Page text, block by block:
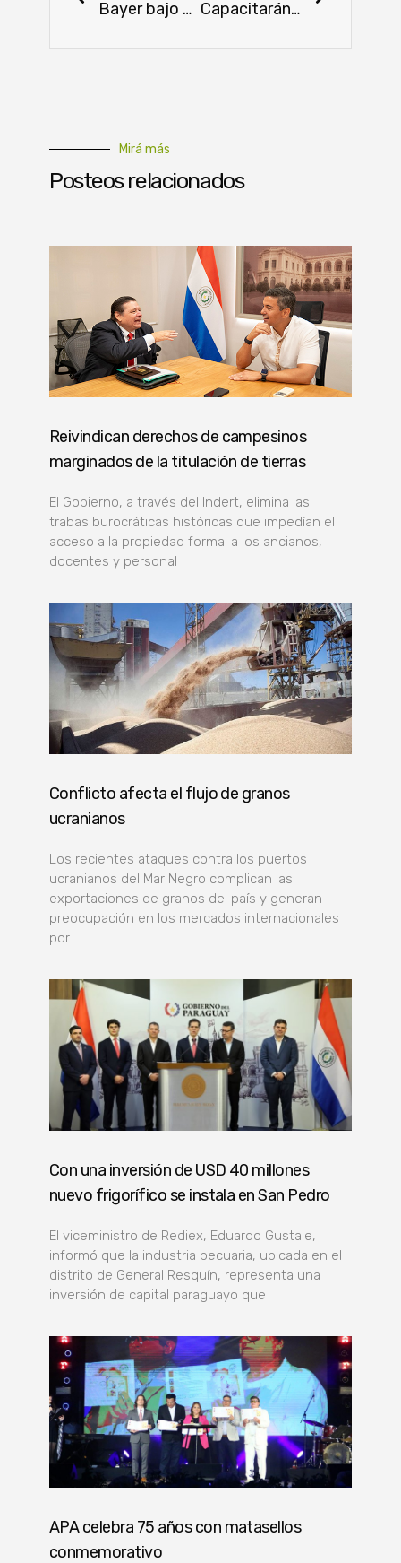
Bayer bajo presión: entre litigios, leyes y la salida del glifosato Capacitarán a más de 5.000 personas con el programa “Estemos Abiertos” 2025
Mirá más
Posteos relacionados
Reivindican derechos de campesinos
marginados de la titulación de tierras
El Gobierno, a través del Indert, elimina las
trabas burocráticas históricas que impedían el
acceso a la propiedad formal a los ancianos,
docentes y personal
Conflicto afecta el flujo de granos
ucranianos
Los recientes ataques contra los puertos
ucranianos del Mar Negro complican las
exportaciones de granos del país y generan
preocupación en los mercados internacionales
por
Con una inversión de USD 40 millones
nuevo frigorífico se instala en San Pedro
El viceministro de Rediex, Eduardo Gustale,
informó que la industria pecuaria, ubicada en el
distrito de General Resquín, representa una
inversión de capital paraguayo que
APA celebra 75 años con matasellos
conmemorativo